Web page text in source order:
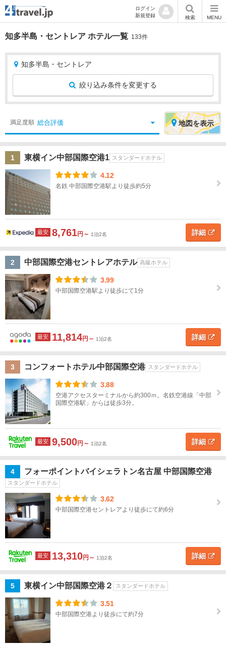
ログイン
新規登録
検索 MENU
知多半島・セントレア ホテル一覧 133件
知多半島・セントレア
絞り込み条件を変更する
り
条
件
宿
泊
地
島・
セン
トレ
ア
ホ
テ
ル
タ
イ
プ
ン
ダ
ー
ド
ホ
テ
ル
ホ
テ
ル
旅
館
シ
ョ
ン
荘
ホ
テ
ル
名
こ
の
条
で
探
す
地図
を表示
リ
選
択
北
海
北
関
東
甲
越
北
陸
東
岐
阜
静
岡
愛
知
愛
知
す
べ
名
古
屋
一
満足度順 総合評価 地図を表示
1 東横イン中部国際空港1 スタンダードホテル
4.12
名鉄 中部国際空港駅より徒歩約5分
最安 8,761円～ 1泊2名 詳細
2 中部国際空港セントレアホテル 高級ホテル
3.99
中部国際空港駅より徒歩にて1分
最安 11,814円～ 1泊2名 詳細
3 コンフォートホテル中部国際空港 スタンダードホテル
3.88
空港アクセスターミナルから約300ｍ。名鉄空港線「中部
国際空港駅」からは徒歩3分。
最安 9,500円～ 1泊2名 詳細
4 フォーポイントバイシェラトン名古屋 中部国際空港
スタンダードホテル
3.62
中部国際空港セントレアより徒歩にて約6分
最安 13,310円～ 1泊2名 詳細
5 東横イン中部国際空港２ スタンダードホテル
3.51
中部国際空港より徒歩にて約7分